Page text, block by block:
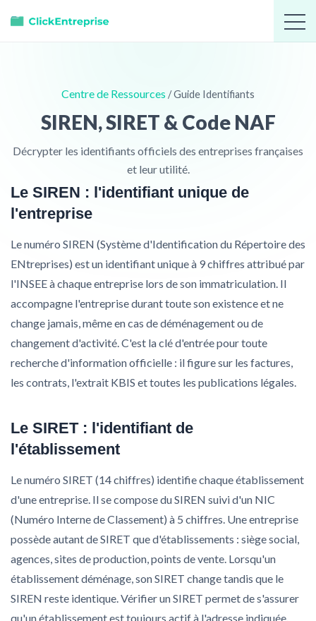
Centre de Ressources / Guide Identifiants
SIREN, SIRET & Code NAF
Décrypter les identifiants officiels des entreprises françaises
et leur utilité.
Le SIREN : l'identifiant unique de
l'entreprise
Le numéro SIREN (Système d'Identification du Répertoire des
ENtreprises) est un identifiant unique à 9 chiffres attribué par
l'INSEE à chaque entreprise lors de son immatriculation. Il
accompagne l'entreprise durant toute son existence et ne
change jamais, même en cas de déménagement ou de
changement d'activité. C'est la clé d'entrée pour toute
recherche d'information officielle : il figure sur les factures,
les contrats, l'extrait KBIS et toutes les publications légales.
Le SIRET : l'identifiant de
l'établissement
Le numéro SIRET (14 chiffres) identifie chaque établissement
d'une entreprise. Il se compose du SIREN suivi d'un NIC
(Numéro Interne de Classement) à 5 chiffres. Une entreprise
possède autant de SIRET que d'établissements : siège social,
agences, sites de production, points de vente. Lorsqu'un
établissement déménage, son SIRET change tandis que le
SIREN reste identique. Vérifier un SIRET permet de s'assurer
qu'un établissement est toujours actif à l'adresse indiquée.